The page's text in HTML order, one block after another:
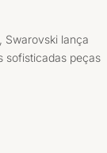
Swarovski lança
sofisticadas peças